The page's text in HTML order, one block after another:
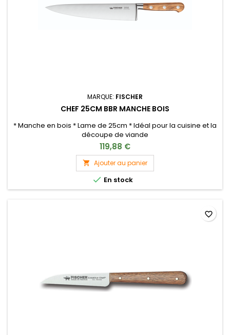
MARQUE: FISCHER
CHEF 25CM BBR MANCHE BOIS
* Manche en bois * Lame de 25cm * Idéal pour la cuisine et la
découpe de viande
119,88 €
 Ajouter au panier
 En stock
favorite_border